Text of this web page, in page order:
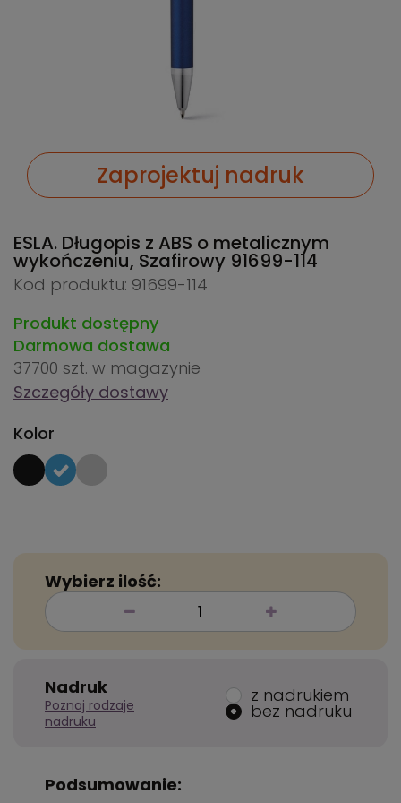
Zaprojektuj nadruk
ESLA. Długopis z ABS o metalicznym
wykończeniu, Szafirowy 91699-114
Kod produktu: 91699-114
Produkt dostępny
Darmowa dostawa
37700 szt. w magazynie
Szczegóły dostawy
Kolor
Wybierz ilość:
Nadruk
Poznaj rodzaje
nadruku
z nadrukiem
bez nadruku
Podsumowanie: